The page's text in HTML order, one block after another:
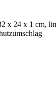
x 24 x 1 cm,